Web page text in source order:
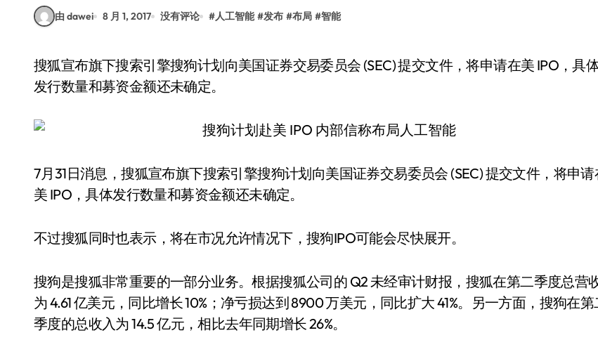
由 dawei 8 月 1, 2017 没有评论 #人工智能 #发布 #布局 #智能
搜狐宣布旗下搜索引擎搜狗计划向美国证券交易委员会 (SEC) 提交文件，将申请在美 IPO，具体
发行数量和募资金额还未确定。
7月31日消息，搜狐宣布旗下搜索引擎搜狗计划向美国证券交易委员会 (SEC) 提交文件，将申请
美 IPO，具体发行数量和募资金额还未确定。
不过搜狐同时也表示，将在市况允许情况下，搜狗IPO可能会尽快展开。
搜狗是搜狐非常重要的一部分业务。根据搜狐公司的 Q2 未经审计财报，搜狐在第二季度总营
为 4.61 亿美元，同比增长 10%；净亏损达到 8900 万美元，同比扩大 41%。另一方面，搜狗在第
季度的总收入为 14.5 亿元，相比去年同期增长 26%。